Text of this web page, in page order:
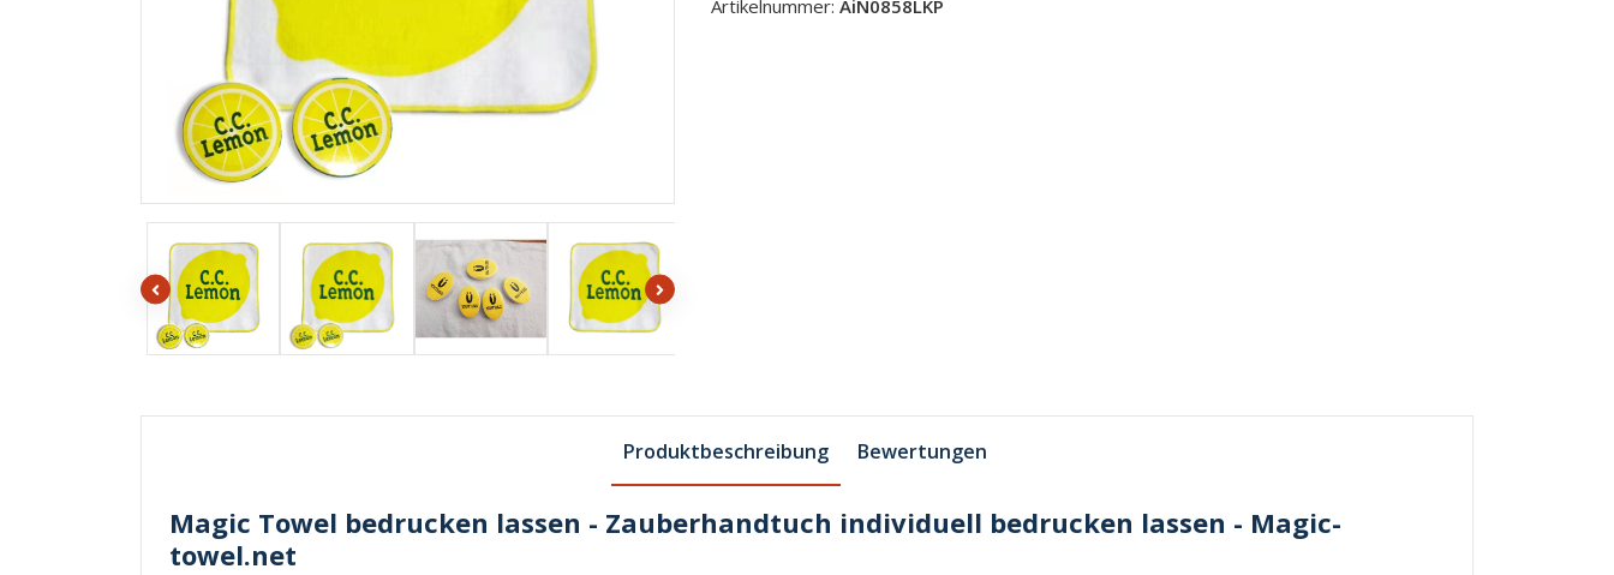
Artikelnummer: AiN0858LKP
Produktbeschreibung Bewertungen
Magic Towel bedrucken lassen - Zauberhandtuch individuell bedrucken lassen - Magic-
towel.net